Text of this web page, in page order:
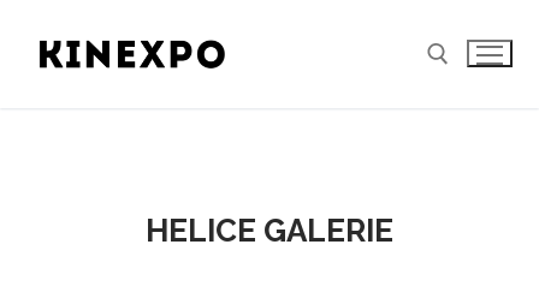
HELICE GALERIE